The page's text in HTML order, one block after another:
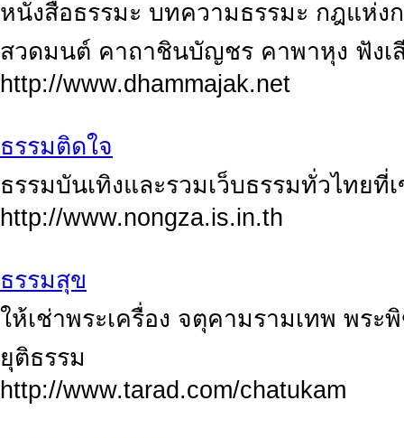
หนังสือธรรมะ บทความธรรมะ กฎแห่
สวดมนต์ คาถาชินบัญชร คาพาหุง ฟังเ
http://www.dhammajak.net
ธรรมติดใจ
ธรรมบันเทิงและรวมเว็บธรรมทั่วไทยที่
http://www.nongza.is.in.th
ธรรมสุข
ให้เช่าพระเครื่อง จตุคามรามเทพ พร
ยุติธรรม
http://www.tarad.com/chatukam